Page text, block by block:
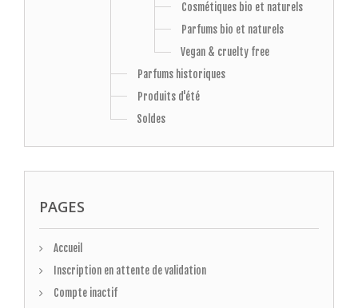
Cosmétiques bio et naturels
Parfums bio et naturels
Vegan & cruelty free
Parfums historiques
Produits d'été
Soldes
PAGES
Accueil
Inscription en attente de validation
Compte inactif